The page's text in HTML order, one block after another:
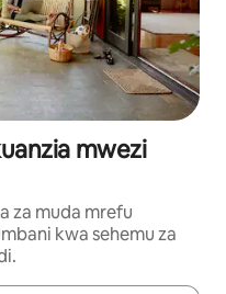
mwezi
za muda mrefu
kwa sehemu za